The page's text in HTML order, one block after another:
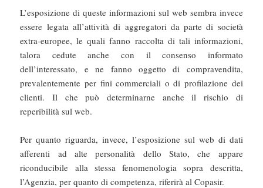
L’esposizione di queste informazioni sul web sembra invece
essere legata all’attività di aggregatori da parte di società
extra-europee, le quali fanno raccolta di tali informazioni,
talora cedute anche con il consenso informato
dell’interessato, e ne fanno oggetto di compravendita,
prevalentemente per fini commerciali o di profilazione dei
clienti. Il che può determinarne anche il rischio di
reperibilità sul web.
Per quanto riguarda, invece, l’esposizione sul web di dati
afferenti ad alte personalità dello Stato, che appare
riconducibile alla stessa fenomenologia sopra descritta,
l’Agenzia, per quanto di competenza, riferirà al Copasir.